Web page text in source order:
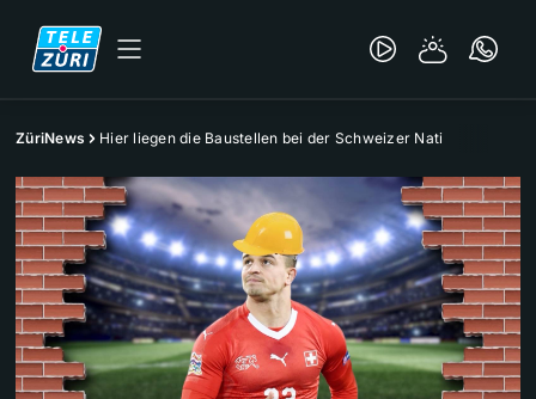
ZüriNews Hier liegen die Baustellen bei der Schweizer Nati